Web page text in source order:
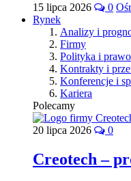
15 lipca 2026 0
Rynek
Analizy i
Firmy
Polityka i prawo
Kontrakty i
Konferencje i
Kariera
Polecamy
20 lipca 2026 0
Creotech –